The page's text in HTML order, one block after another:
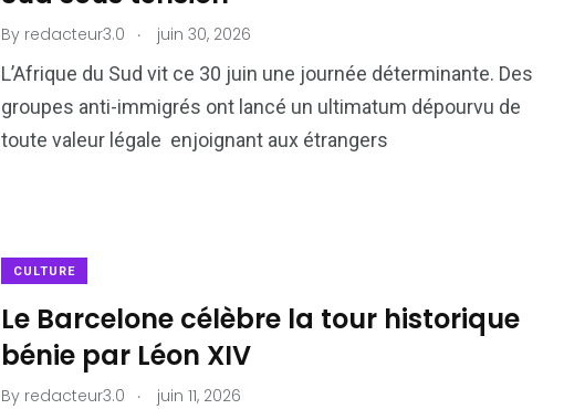
By redacteur3.0 . juin 30, 2026
L’Afrique du Sud vit ce 30 juin une journée déterminante. Des
groupes anti-immigrés ont lancé un ultimatum dépourvu de
toute valeur légale enjoignant aux étrangers
CULTURE
Le Barcelone célèbre la tour historique
bénie par Léon XIV
By redacteur3.0 . juin 11, 2026